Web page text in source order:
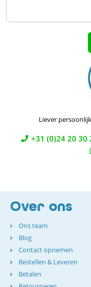
Liever
+31 (0)24 20 30
Over ons
Ons team
Blog
Contact opnemen
Bestellen & Leveren
Betalen